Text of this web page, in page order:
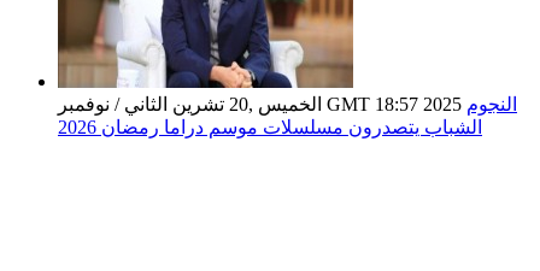
الخميس ,20 تشرين الثاني / نوفمبر GMT 18:57 2025 النجوم
الشباب يتصدرون مسلسلات موسم دراما رمضان 2026